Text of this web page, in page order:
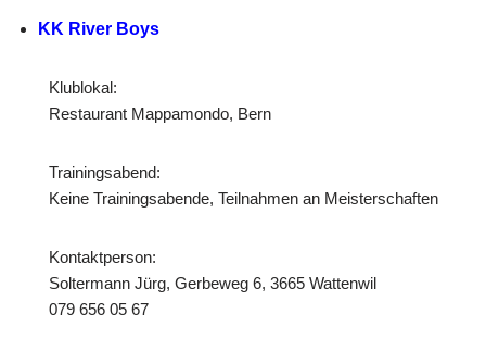
KK River Boys
Klublokal:
Restaurant Mappamondo, Bern
Trainingsabend:
Keine Trainingsabende, Teilnahmen an Meisterschaften
Kontaktperson:
Soltermann Jürg, Gerbeweg 6, 3665 Wattenwil
079 656 05 67